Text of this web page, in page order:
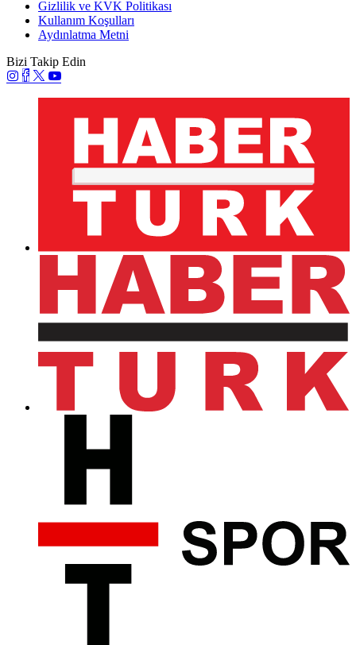
Gizlilik ve KVK Politikası
Kullanım Koşulları
Aydınlatma Metni
Bizi Takip Edin